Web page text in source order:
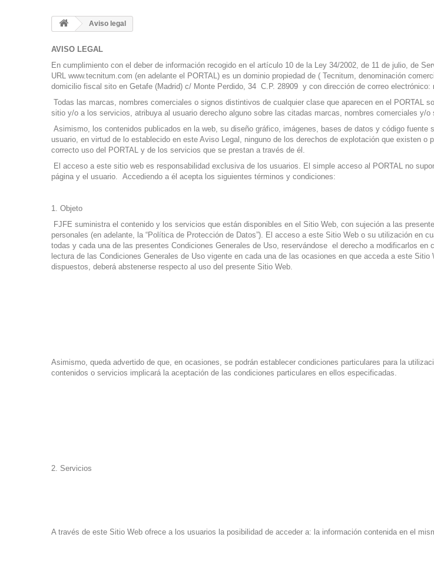
Aviso legal
AVISO LEGAL
En cumplimiento con el deber de información recogido en el artículo 10 de la Ley 34/2002, de 11 de julio, de
URL www.tecnitum.com (en adelante el PORTAL) es un dominio propiedad de ( Tecnitum, denominación
domicilio fiscal sito en Getafe (Madrid) c/ Monte Perdido, 34 C.P. 28909 y con dirección de correo electrónico:
Todas las marcas, nombres comerciales o signos distintivos de cualquier clase que aparecen en el PORTAL
sitio y/o a los servicios, atribuya al usuario derecho alguno sobre las citadas marcas, nombres comerciales y/o
Asimismo, los contenidos publicados en la web, su diseño gráfico, imágenes, bases de datos y código
usuario, en virtud de lo establecido en este Aviso Legal, ninguno de los derechos de explotación que existen
correcto uso del PORTAL y de los servicios que se prestan a través de él.
El acceso a este sitio web es responsabilidad exclusiva de los usuarios. El simple acceso al PORTAL no
página y el usuario. Accediendo a él acepta los siguientes términos y condiciones:
1. Objeto
FJFE suministra el contenido y los servicios que están disponibles en el Sitio Web, con sujeción a las
personales (en adelante, la “Política de Protección de Datos”). El acceso a este Sitio Web o su utilización en
todas y cada una de las presentes Condiciones Generales de Uso, reservándose el derecho a modificarlos
lectura de las Condiciones Generales de Uso vigente en cada una de las ocasiones en que acceda a este
dispuestos, deberá abstenerse respecto al uso del presente Sitio Web.
Asimismo, queda advertido de que, en ocasiones, se podrán establecer condiciones particulares para la
contenidos o servicios implicará la aceptación de las condiciones particulares en ellos especificadas.
2. Servicios
A través de este Sitio Web ofrece a los usuarios la posibilidad de acceder a: la información contenida en el